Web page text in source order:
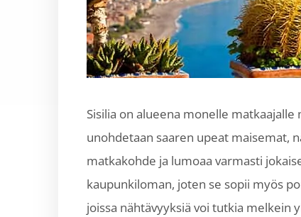
Sisilia on alueena monelle
unohdetaan saaren upeat maisemat,
matkakohde ja lumoaa varmasti
kaupunkiloman, joten se sopii myös
joissa nähtävyyksiä voi tutkia melkein